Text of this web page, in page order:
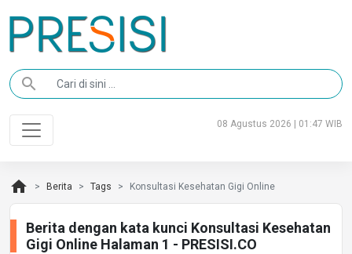
search
08 Agustus 2026 | 01:47 WIB
home Berita Tags Konsultasi Kesehatan Gigi Online
Berita dengan kata kunci Konsultasi Kesehatan
Gigi Online Halaman 1 - PRESISI.CO